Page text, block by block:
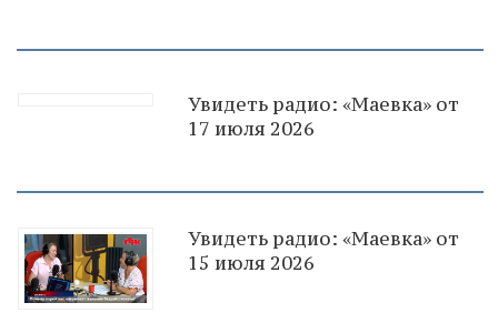
Увидеть радио: «Маевка» от
17 июля 2026
Увидеть радио: «Маевка» от
15 июля 2026